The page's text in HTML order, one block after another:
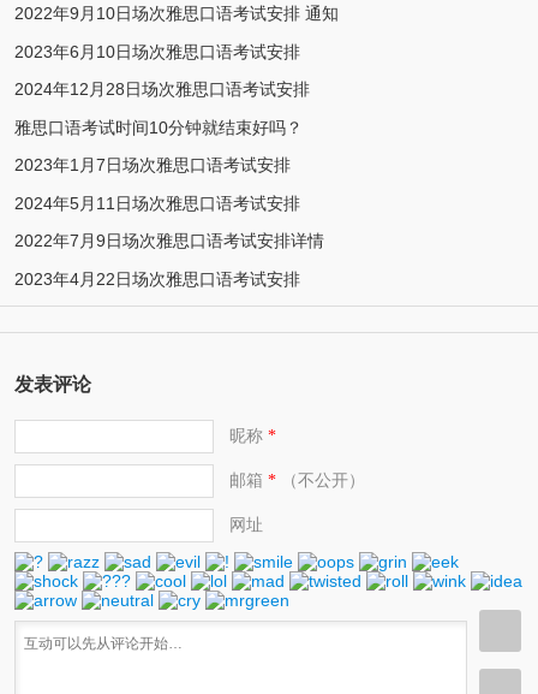
2022年9月10日场次雅思口语考试安排 通知
2023年6月10日场次雅思口语考试安排
2024年12月28日场次雅思口语考试安排
雅思口语考试时间10分钟就结束好吗？
2023年1月7日场次雅思口语考试安排
2024年5月11日场次雅思口语考试安排
2022年7月9日场次雅思口语考试安排详情
2023年4月22日场次雅思口语考试安排
发表评论
昵称*
邮箱 *（不公开）
网址